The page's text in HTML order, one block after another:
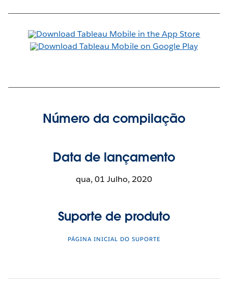
Número da compilação
Data de lançamento
qua, 01 Julho, 2020
Suporte de produto
PÁGINA INICIAL DO SUPORTE